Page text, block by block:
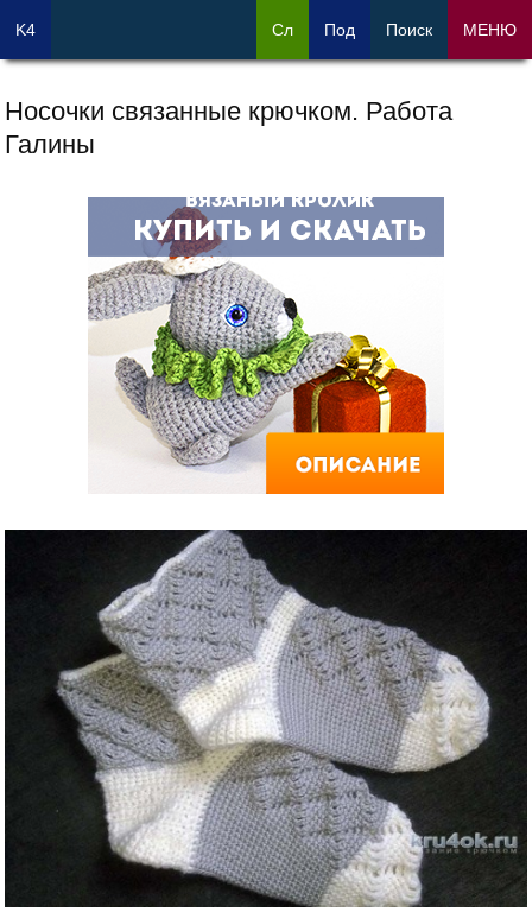
Носочки связанные крючком. Работа
Галины
K4 Сл Под Поиск МЕНЮ